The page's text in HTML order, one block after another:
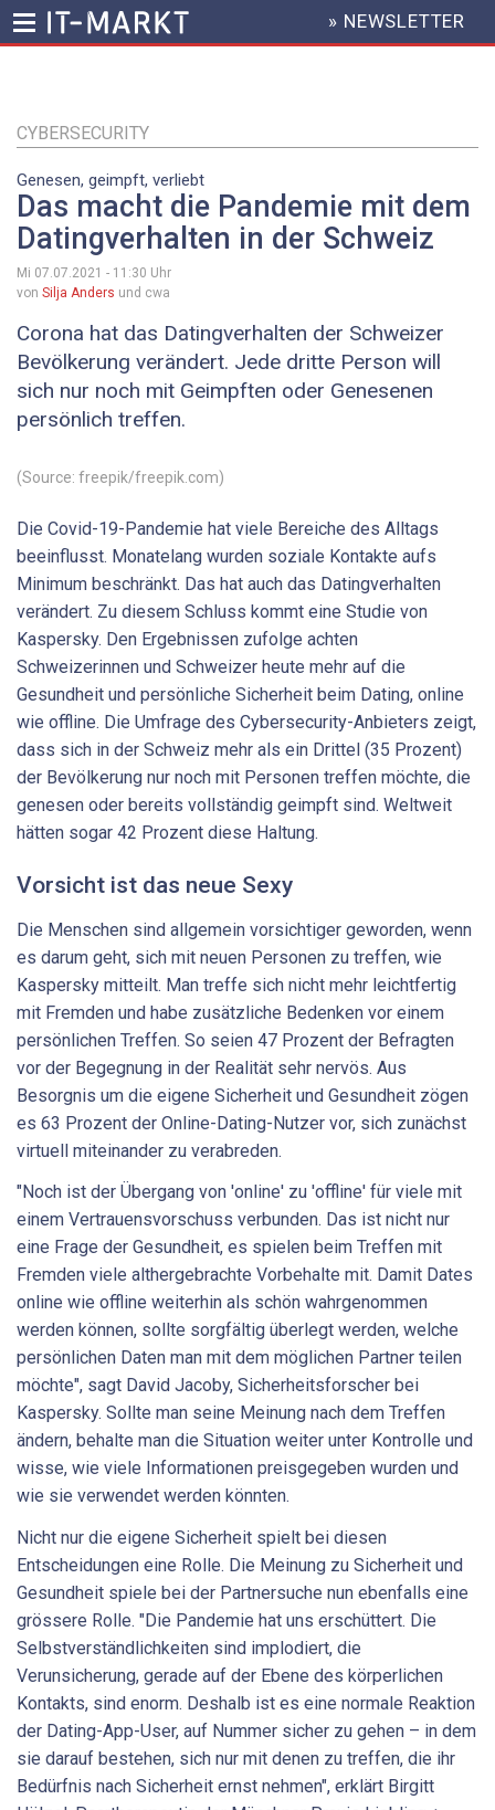
Inhalt
HEADER
MENU
» NEWSLETTER
CYBERSECURITY
Genesen, geimpft, verliebt
Das macht die Pandemie mit dem
Datingverhalten in der Schweiz
Mi 07.07.2021 - 11:30 Uhr
von Silja Anders und cwa
Corona hat das Datingverhalten der Schweizer
Bevölkerung verändert. Jede dritte Person will
sich nur noch mit Geimpften oder Genesenen
persönlich treffen.
(Source: freepik/freepik.com)
Die Covid-19-Pandemie hat viele Bereiche des Alltags
beeinflusst. Monatelang wurden soziale Kontakte aufs
Minimum beschränkt. Das hat auch das Datingverhalten
verändert. Zu diesem Schluss kommt eine Studie von
Kaspersky. Den Ergebnissen zufolge achten
Schweizerinnen und Schweizer heute mehr auf die
Gesundheit und persönliche Sicherheit beim Dating, online
wie offline. Die Umfrage des Cybersecurity-Anbieters zeigt,
dass sich in der Schweiz mehr als ein Drittel (35 Prozent)
der Bevölkerung nur noch mit Personen treffen möchte, die
genesen oder bereits vollständig geimpft sind. Weltweit
hätten sogar 42 Prozent diese Haltung.
Vorsicht ist das neue Sexy
Die Menschen sind allgemein vorsichtiger geworden, wenn
es darum geht, sich mit neuen Personen zu treffen, wie
Kaspersky mitteilt. Man treffe sich nicht mehr leichtfertig
mit Fremden und habe zusätzliche Bedenken vor einem
persönlichen Treffen. So seien 47 Prozent der Befragten
vor der Begegnung in der Realität sehr nervös. Aus
Besorgnis um die eigene Sicherheit und Gesundheit zögen
es 63 Prozent der Online-Dating-Nutzer vor, sich zunächst
virtuell miteinander zu verabreden.
"Noch ist der Übergang von 'online' zu 'offline' für viele mit
einem Vertrauensvorschuss verbunden. Das ist nicht nur
eine Frage der Gesundheit, es spielen beim Treffen mit
Fremden viele althergebrachte Vorbehalte mit. Damit Dates
online wie offline weiterhin als schön wahrgenommen
werden können, sollte sorgfältig überlegt werden, welche
persönlichen Daten man mit dem möglichen Partner teilen
möchte", sagt David Jacoby, Sicherheitsforscher bei
Kaspersky. Sollte man seine Meinung nach dem Treffen
ändern, behalte man die Situation weiter unter Kontrolle und
wisse, wie viele Informationen preisgegeben wurden und
wie sie verwendet werden könnten.
Nicht nur die eigene Sicherheit spielt bei diesen
Entscheidungen eine Rolle. Die Meinung zu Sicherheit und
Gesundheit spiele bei der Partnersuche nun ebenfalls eine
grössere Rolle. "Die Pandemie hat uns erschüttert. Die
Selbstverständlichkeiten sind implodiert, die
Verunsicherung, gerade auf der Ebene des körperlichen
Kontakts, sind enorm. Deshalb ist es eine normale Reaktion
der Dating-App-User, auf Nummer sicher zu gehen – in dem
sie darauf bestehen, sich nur mit denen zu treffen, die ihr
Bedürfnis nach Sicherheit ernst nehmen", erklärt Birgitt